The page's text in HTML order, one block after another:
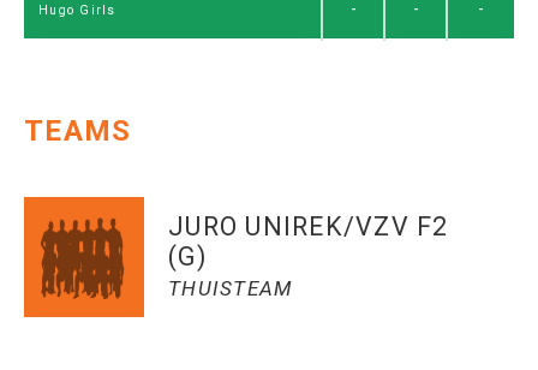
Hugo Girls - - -
TEAMS
JURO UNIREK/VZV F2
(G)
THUISTEAM